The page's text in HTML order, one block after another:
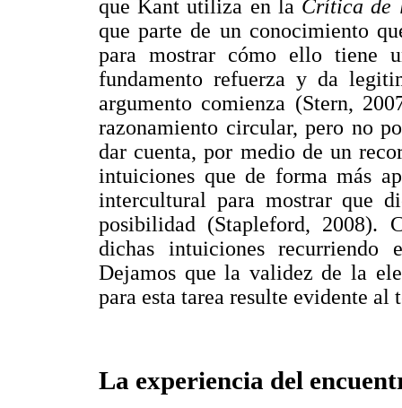
que Kant utiliza en la Crítica de
que parte de un conocimiento
para mostrar cómo ello tiene
fundamento refuerza y da
argumento comienza (Stern,
razonamiento circular, pero no
dar cuenta, por medio de un
intuiciones que de forma más
intercultural para mostrar que
posibilidad (Stapleford, 2008).
dichas intuiciones
Dejamos que la validez de la
para esta tarea resulte evidente
La experiencia del